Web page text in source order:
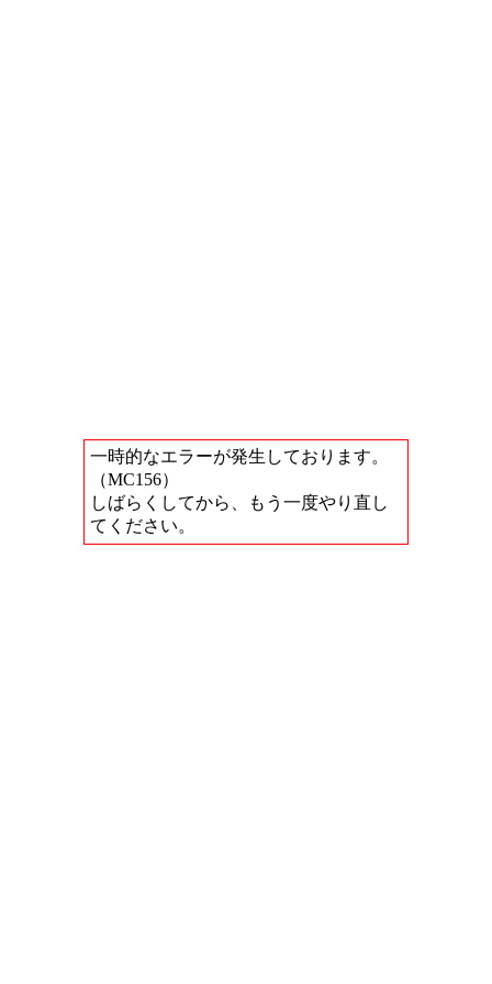
一時的なエラーが発生しております。
（MC156）
しばらくしてから、もう一度やり直し
てください。